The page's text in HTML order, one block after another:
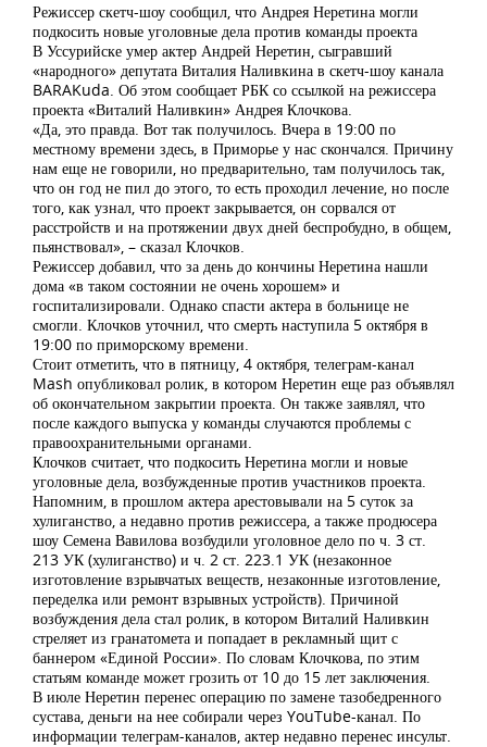
Режиссер скетч-шоу сообщил, что Андрея Неретина могли
подкосить новые уголовные дела против команды проекта
В Уссурийске умер актер Андрей Неретин, сыгравший
«народного» депутата Виталия Наливкина в скетч-шоу канала
BARAKuda. Об этом сообщает РБК со ссылкой на режиссера
проекта «Виталий Наливкин» Андрея Клочкова.
«Да, это правда. Вот так получилось. Вчера в 19:00 по
местному времени здесь, в Приморье у нас скончался. Причину
нам еще не говорили, но предварительно, там получилось так,
что он год не пил до этого, то есть проходил лечение, но после
того, как узнал, что проект закрывается, он сорвался от
расстройств и на протяжении двух дней беспробудно, в общем,
пьянствовал», – сказал Клочков.
Режиссер добавил, что за день до кончины Неретина нашли
дома «в таком состоянии не очень хорошем» и
госпитализировали. Однако спасти актера в больнице не
смогли. Клочков уточнил, что смерть наступила 5 октября в
19:00 по приморскому времени.
Стоит отметить, что в пятницу, 4 октября, телеграм-канал
Mash опубликовал ролик, в котором Неретин еще раз объявлял
об окончательном закрытии проекта. Он также заявлял, что
после каждого выпуска у команды случаются проблемы с
правоохранительными органами.
Клочков считает, что подкосить Неретина могли и новые
уголовные дела, возбужденные против участников проекта.
Напомним, в прошлом актера арестовывали на 5 суток за
хулиганство, а недавно против режиссера, а также продюсера
шоу Семена Вавилова возбудили уголовное дело по ч. 3 ст.
213 УК (хулиганство) и ч. 2 ст. 223.1 УК (незаконное
изготовление взрывчатых веществ, незаконные изготовление,
переделка или ремонт взрывных устройств). Причиной
возбуждения дела стал ролик, в котором Виталий Наливкин
стреляет из гранатомета и попадает в рекламный щит с
баннером «Единой России». По словам Клочкова, по этим
статьям команде может грозить от 10 до 15 лет заключения.
В июле Неретин перенес операцию по замене тазобедренного
сустава, деньги на нее собирали через YouTube-канал. По
информации телеграм-каналов, актер недавно перенес инсульт.